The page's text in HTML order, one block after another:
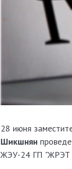
28 июня
Шикшнян
ЖЭУ-24 ГП "ЖРЭТ